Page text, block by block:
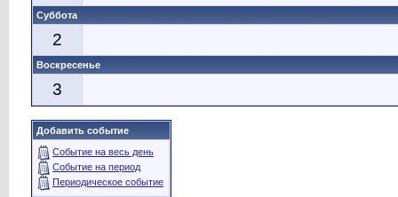
Суббота
2
Воскресенье
3
Добавить событие
Событие на весь день
Событие на период
Периодическое событие